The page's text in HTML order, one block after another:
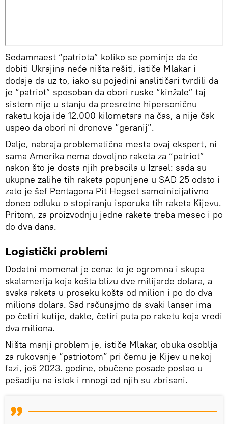
Sedamnaest “patriota” koliko se pominje da će
dobiti Ukrajina neće ništa rešiti, ističe Mlakar i
dodaje da uz to, iako su pojedini analitičari tvrdili da
je “patriot” sposoban da obori ruske “kinžale” taj
sistem nije u stanju da presretne hipersoničnu
raketu koja ide 12.000 kilometara na čas, a nije čak
uspeo da obori ni dronove “geranij”.
Dalje, nabraja problematična mesta ovaj ekspert, ni
sama Amerika nema dovoljno raketa za “patriot”
nakon što je dosta njih prebacila u Izrael: sada su
ukupne zalihe tih raketa popunjene u SAD 25 odsto i
zato je šef Pentagona Pit Hegset samoinicijativno
doneo odluku o stopiranju isporuka tih raketa Kijevu.
Pritom, za proizvodnju jedne rakete treba mesec i po
do dva dana.
Logistički problemi
Dodatni momenat je cena: to je ogromna i skupa
skalamerija koja košta blizu dve milijarde dolara, a
svaka raketa u proseku košta od milion i po do dva
miliona dolara. Sad računajmo da svaki lanser ima
po četiri kutije, dakle, četiri puta po raketu koja vredi
dva miliona.
Ništa manji problem je, ističe Mlakar, obuka osoblja
za rukovanje “patriotom” pri čemu je Kijev u nekoj
fazi, još 2023. godine, obučene posade poslao u
pešadiju na istok i mnogi od njih su zbrisani.